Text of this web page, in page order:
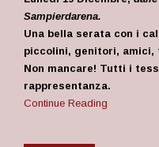
Sampierdarena.
Una bella serata con i
piccolini, genitori,
Non mancare! Tutti i
rappresentanza.
Continue Reading